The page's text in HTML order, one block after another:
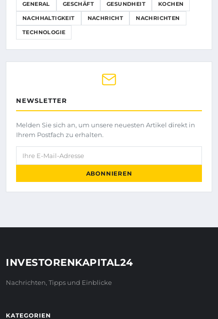
GENERAL GESCHÄFT GESUNDHEIT KOCHEN
NACHHALTIGKEIT NACHRICHT NACHRICHTEN
TECHNOLOGIE
NEWSLETTER
Melden Sie sich an, um unsere neuesten Artikel direkt in
Ihrem Postfach zu erhalten.
Ihre E-Mail-Adresse
ABONNIEREN
INVESTORENKAPITAL24
Nachrichten, Tipps und Einblicke
KATEGORIEN